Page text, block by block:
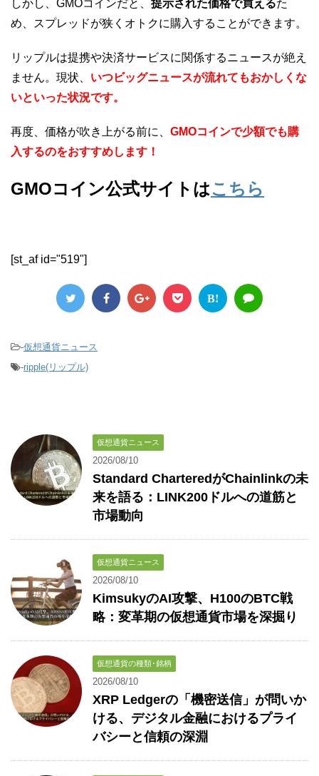
しかし、GMOコインだと、 提示された価格で買えるた
め、スプレッドが狭くオトクに購入することができます。
リップルは提携や決済サービスに関係するニュースが絶え
ません。現状、 いつビッグニュースが流れてもおかしくな
いといった状況です。
再度、価格が吹き上がる前に、 GMOコインで少額でも購
入するのをおすすめします！
GMOコイン公式サイトはこちら
[st_af id="519"]
B!
-仮想通貨ニュース
-ripple(リップル)
仮想通貨ニュース
2026/08/10
Standard CharteredがChainlinkの未
来を語る：LINK200ドルへの道筋と
市場動向
仮想通貨ニュース
2026/08/10
KimsukyのAI攻撃、H100のBTC戦
略：変革期の仮想通貨市場を深掘り
仮想通貨の種類･銘柄
2026/08/10
XRP Ledgerの「機密送信」が問いか
ける、デジタル金融におけるプライ
バシーと信頼の深淵